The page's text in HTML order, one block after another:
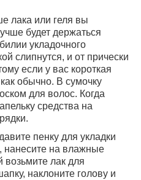
лака или геля вы
будет держаться
укладочного
слипнутся, и от прически
если у вас короткая
обычно. В сумочку
для волос. Когда
средства на
пенку для укладки
нанесите на влажные
лак для
наклоните голову и